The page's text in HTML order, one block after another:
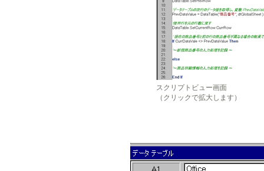
スクリプトビュー画面
（クリックで拡大します）